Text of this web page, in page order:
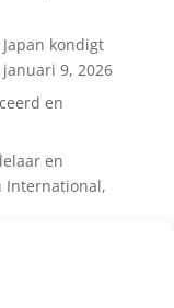
kondigt
januari 9, 2026
en
en
International,